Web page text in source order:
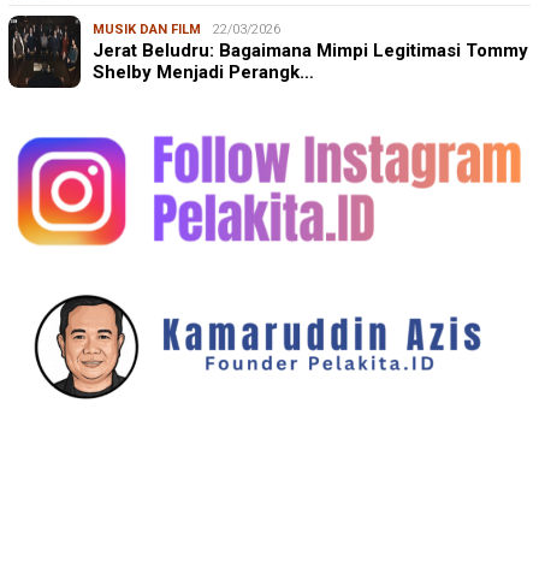
MUSIK DAN FILM 22/03/2026
Jerat Beludru: Bagaimana Mimpi Legitimasi Tommy
Shelby Menjadi Perangk…